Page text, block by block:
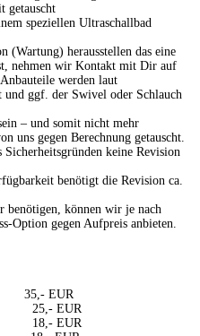
getauscht
speziellen Ultraschallbad
(Wartung) herausstellen das eine
nehmen wir Kontakt mit Dir auf
werden laut
und ggf. der Swivel oder Schlauch
– und somit nicht mehr
uns gegen Berechnung getauscht.
keine Revision
benötigt die Revision ca.
benötigen, können wir je nach
Option gegen Aufpreis anbieten.
35,- EUR
25,- EUR
18,- EUR